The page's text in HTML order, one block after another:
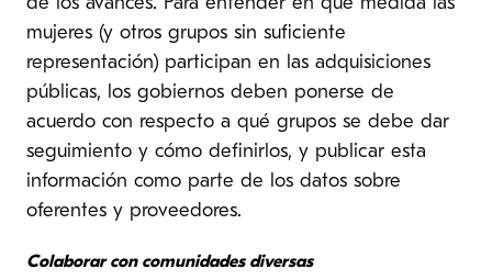
mujeres (y otros grupos sin suficiente
representación) participan en las adquisiciones
públicas, los gobiernos deben ponerse de
acuerdo con respecto a qué grupos se debe dar
seguimiento y cómo definirlos, y publicar esta
información como parte de los datos sobre
oferentes y proveedores.
Colaborar con comunidades diversas